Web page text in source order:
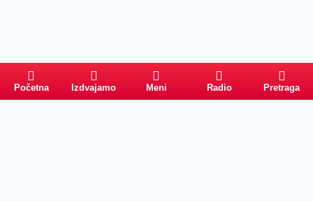
Početna Izdvajamo Meni Radio Pretraga